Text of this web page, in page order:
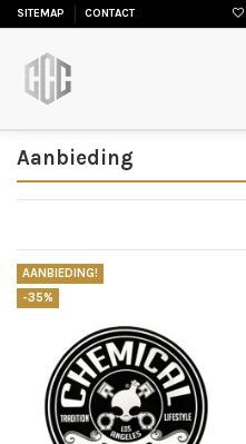
SITEMAP CONTACT
Aanbieding
AANBIEDING!
-35%